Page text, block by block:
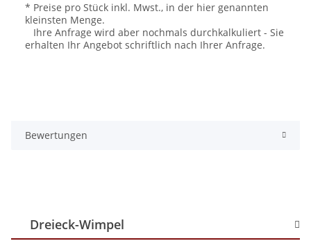
* Preise pro Stück inkl. Mwst., in der hier genannten
kleinsten Menge.
Ihre Anfrage wird aber nochmals durchkalkuliert - Sie
erhalten Ihr Angebot schriftlich nach Ihrer Anfrage.
Bewertungen
Dreieck-Wimpel